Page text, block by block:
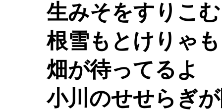
生みそをすりこむ
根雪もとけりゃも
畑が待ってるよ
小川のせせらぎが